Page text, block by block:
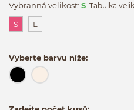
Vybranná velikost: S Tabulka
S L
Vyberte barvu níže: